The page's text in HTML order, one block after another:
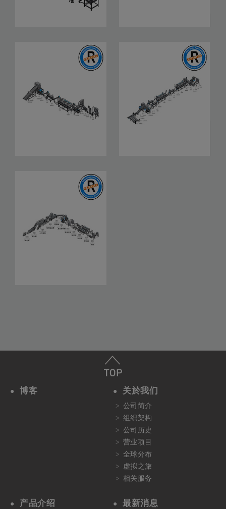
关於我们
公司简介
组织架构
公司历史
营业项目
全球分布
虚拟之旅
相关服务
产品介绍 最新消息
博客